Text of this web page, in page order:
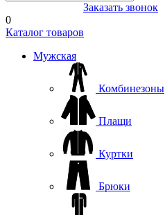
Заказать звонок
0
Каталог товаров
Мужская
Комбинезоны
Плащи
Куртки
Брюки